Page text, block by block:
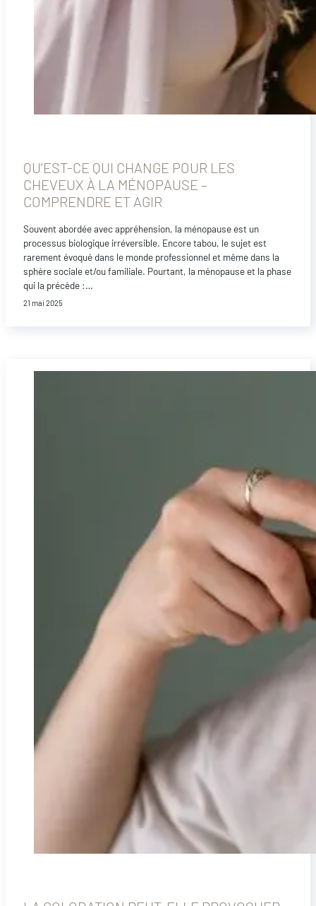
QU’EST-CE QUI CHANGE POUR LES
CHEVEUX À LA MÉNOPAUSE –
COMPRENDRE ET AGIR
Souvent abordée avec appréhension, la ménopause est un
processus biologique irréversible. Encore tabou, le sujet est
rarement évoqué dans le monde professionnel et même dans la
sphère sociale et/ou familiale. Pourtant, la ménopause et la phase
qui la précède :…
21 mai 2025